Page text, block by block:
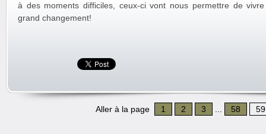
à des moments difficiles, ceux-ci vont nous permettre de
grand changement!
Aller à la page 1 2 3 58 59